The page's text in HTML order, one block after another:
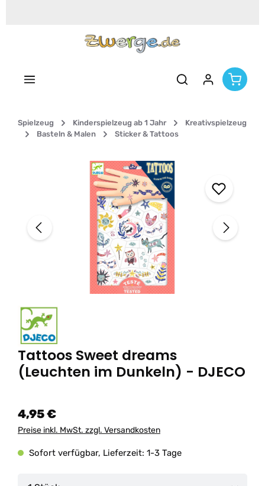
Spielzeug Kinderspielzeug ab 1 Jahr
Kreativspielzeug
Basteln & Malen
Sticker & Tattoos
Bildergalerie überspringen
Tattoos Sweet dreams
(Leuchten im Dunkeln) - DJECO
4,95 €
Preise inkl. MwSt. zzgl. Versandkosten
Sofort verfügbar, Lieferzeit: 1-3 Tage
Produkt Anzahl: Gib den gewünschten Wert